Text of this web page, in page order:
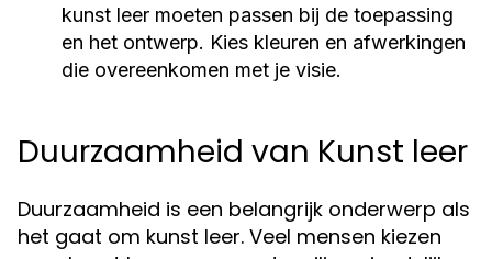
kunst leer moeten passen bij de toepassing
en het ontwerp. Kies kleuren en afwerkingen
die overeenkomen met je visie.
Duurzaamheid van Kunst leer
Duurzaamheid is een belangrijk onderwerp als
het gaat om kunst leer. Veel mensen kiezen